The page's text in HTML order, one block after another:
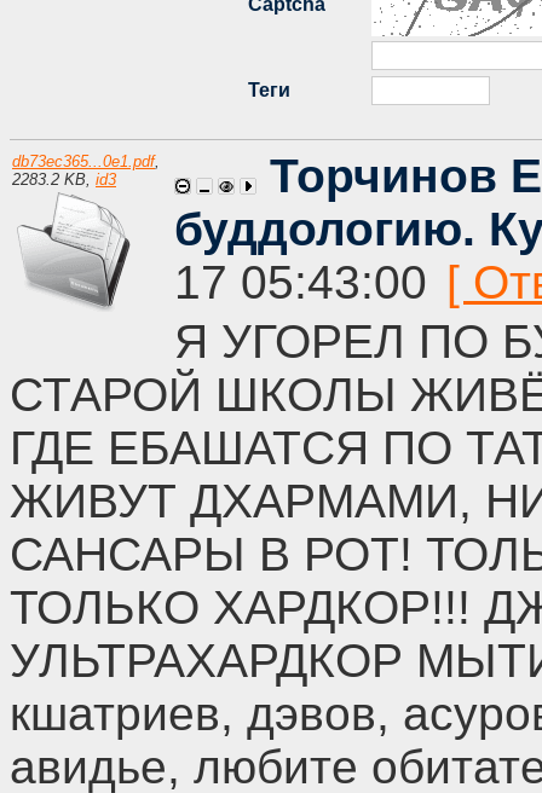
db73ec365...0e1.pdf,
2283.2 KB, id3
Торчинов
буддологию.
17 05:43:00
Я УГОРЕЛ ПО
СТАРОЙ ШКОЛЫ
ГДЕ ЕБАШАТСЯ ПО
ЖИВУТ ДХАРМАМИ,
САНСАРЫ В РОТ!
ТОЛЬКО ХАРДКОР!!!
УЛЬТРАХАРДКОР
кшатриев, дэвов,
авидье, любите